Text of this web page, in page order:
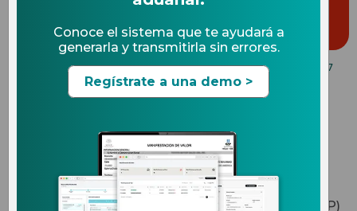
NOVEDADES DE COMERCIO EXTERIOR 18.02.2017
México y Hong Kong,
comercio exterior
La Secretaría de Hacienda y Crédito Público (SHCP)
Conoce el sistema que te ayudará a
generarla y transmitirla sin errores.
Regístrate a una demo >